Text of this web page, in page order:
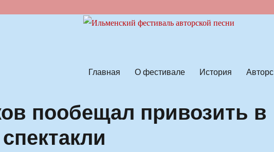
Главная О фестивале История
пообещал привозить в